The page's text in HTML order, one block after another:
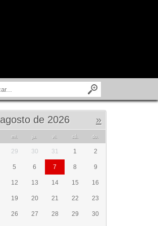
agosto de 2026 »
mi. ju. vi. sá. do.
29 30 31 1 2
5 6 7 8 9
12 13 14 15 16
19 20 21 22 23
26 27 28 29 30